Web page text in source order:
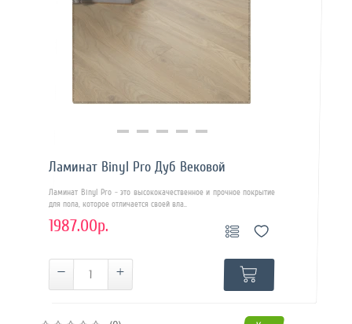
Купить в 1 клик
Ламинат Binyl Pro Дуб Вековой
Ламинат Binyl Pro - это высококачественное и прочное покрытие
для пола, которое отличается своей вла..
1987.00р.